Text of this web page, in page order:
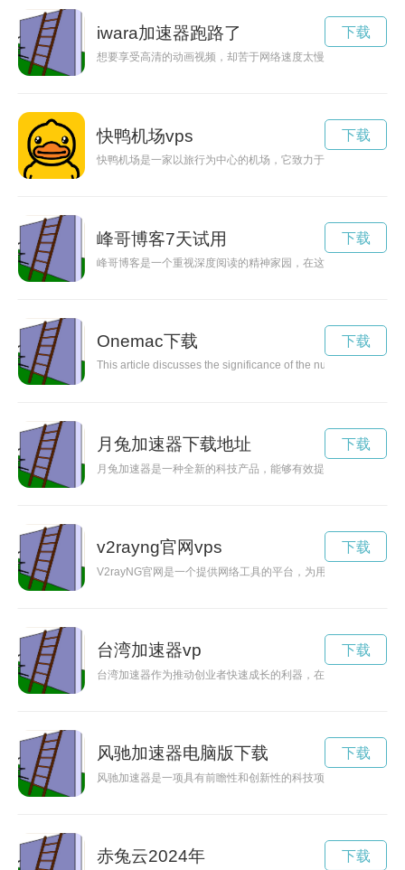
iwara加速器跑路了
想要享受高清的动画视频，却苦于网络速度太慢？iwara加速器
下载
快鸭机场vps
快鸭机场是一家以旅行为中心的机场，它致力于为乘客提供迅
下载
峰哥博客7天试用
峰哥博客是一个重视深度阅读的精神家园，在这里你能阅读到
下载
Onemac下载
This article discusses the significance of the number 'One'
下载
月兔加速器下载地址
月兔加速器是一种全新的科技产品，能够有效提升设备的运行
下载
v2rayng官网vps
V2rayNG官网是一个提供网络工具的平台，为用户提供高效、
下载
台湾加速器vp
台湾加速器作为推动创业者快速成长的利器，在台湾创业生态
下载
风驰加速器电脑版下载
风驰加速器是一项具有前瞻性和创新性的科技项目，其目标是
下载
赤兔云2024年 下载